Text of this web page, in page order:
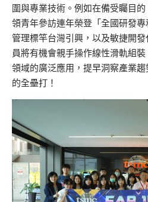
圍與專業技術。例如在備受矚目
領青年參訪連年榮登「全國研發
管理標竿台灣引興，以及敏捷開
員將有機會親手操作線性滑軌組
領域的廣泛應用，提早洞察產業
的全壘打！